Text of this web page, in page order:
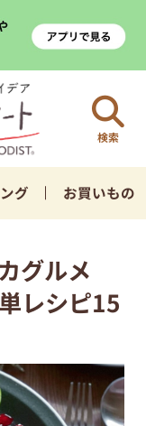
検索
グ お買いもの
グルメ
レシピ15